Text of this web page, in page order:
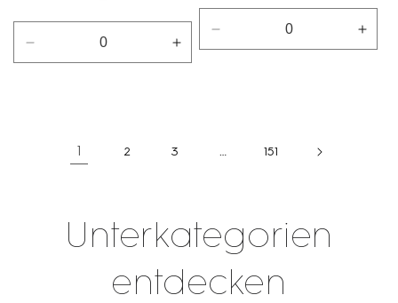
Verringere
die
Erhöhe
die
Verringere
die
die
2 3 … 151
Unterkategorien
entdecken